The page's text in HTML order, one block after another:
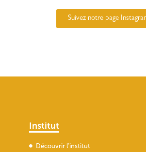
Suivez notre page
Institut
Découvrir l’institut